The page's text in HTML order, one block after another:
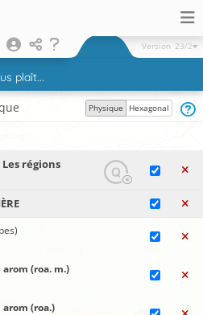
Version 23/2
Physique Hexagonal
Les régions
arom (roa. m.)
arom (roa.)